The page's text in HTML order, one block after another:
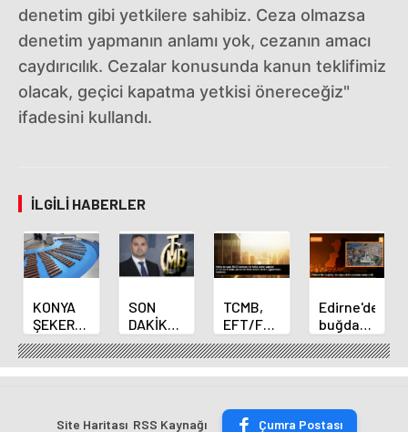
denetim gibi yetkilere sahibiz. Ceza olmazsa
denetim yapmanın anlamı yok, cezanın amacı
caydırıcılık. Cezalar konusunda kanun teklifimiz
olacak, geçici kapatma yetkisi önereceğiz"
ifadesini kullandı.
İLGILI HABERLER
KONYA
ŞEKER
YILLIK 7
BİN 500
TON
ÜRETİLECEK
SON
DAKİKA
HABERİ:
Yeni
Merkez
Fatih
TCMB,
EFT/FAST
işlemleri
için
fazla
uygulamasını
kaldırdı
Edirne'de
buğday
ve arpa
ekim
sezonu
erdi
Site Haritası RSS Kaynağı
Çumra Postası